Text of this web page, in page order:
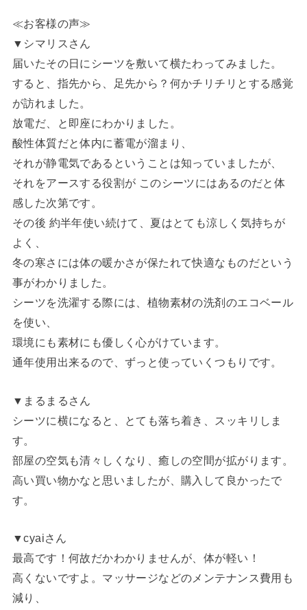
≪お客様の声≫
▼シマリスさん
届いたその日にシーツを敷いて横たわってみました。
すると、指先から、足先から？何かチリチリとする感覚
が訪れました。
放電だ、と即座にわかりました。
酸性体質だと体内に蓄電が溜まり、
それが静電気であるということは知っていましたが、
それをアースする役割が このシーツにはあるのだと体
感した次第です。
その後 約半年使い続けて、夏はとても涼しく気持ちが
よく、
冬の寒さには体の暖かさが保たれて快適なものだという
事がわかりました。
シーツを洗濯する際には、植物素材の洗剤のエコベール
を使い、
環境にも素材にも優しく心がけています。
通年使用出来るので、ずっと使っていくつもりです。
▼まるまるさん
シーツに横になると、とても落ち着き、スッキリしま
す。
部屋の空気も清々しくなり、癒しの空間が拡がります。
高い買い物かなと思いましたが、購入して良かったで
す。
▼cyaiさん
最高です！何故だかわかりませんが、体が軽い！
高くないですよ。マッサージなどのメンテナンス費用も
減り、